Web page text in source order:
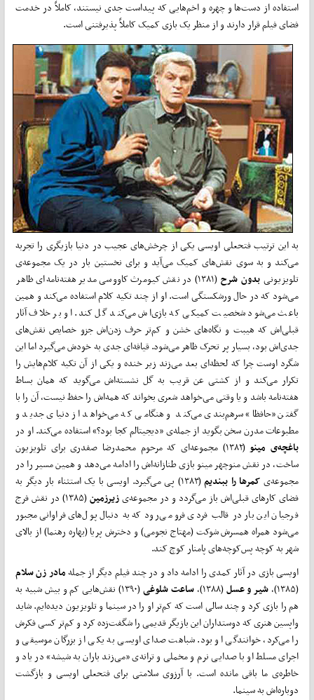
استفاده از دست‌ها و چهره و اخم‌هایی که پیداست جدی نیستند، کاملاً در خدمت
فضای فیلم قرار دارند و از منظر یک بازی کمیک کاملاً پذیرفتنی است.
به این ترتیب فتحعلی اویسی یکی از چرخش‌های عجیب در دنیا بازیگری را تجربه
می‌کند و به سوی نقش‌های کمیک می‌آید و برای نخستین بار در یک مجموعه‌ی
تلویزیونی بدون شرح
(۱۳۸۱) در نقش کیومرث کاووسی مدیر هفته‌نامه‌ای ظاهر
می‌شود که در حال ورشکستگی است. او از چند تکیه کلام استفاده می‌کند و همین
باعث می‌شود شخصیت کمیکی که بازی‌اش می‌کند گل کند. او بر خلاف آثار
قبلی‌اش که هیبت و نگاه‌های خشن و کم‌تر حرف زدن‌اش جزو خصایص نقش‌های
جدی‌اش بود، بسیار پر تحرک ظاهر می‌شود. قیافه‌ای جدی به خودش می‌گیرد اما این
شگرد اوست چرا که لحظه‌ای بعد می‌زند زیر خنده و یکی از آن تکیه کلام‌هایش را
تکرار می‌کند و از کشتی عن قریب به گل نشسته‌اش می‌گوید که همان بساط
هفته‌نامه باشد و یا وقتی می‌خواهد شعری بخواند که همه‌اش را حفظ نیست، آن را با
گفتن «حافظا» سر‌هم‌بندی می‌کند و هنگامی که می‌خواهد از دنیای جدید و
مطبوعات مدرن سخن بگوید از جمله‌ی «دیجیتالم کجا بود؟» استفاده می‌کند. او در
باغچه‌ی مینو
(۱۳۸۲) مجموعه‌ای که مرحوم محمد‌رضا صفدری برای تلویزیون
ساخت، ‌در نقش منوچهر مینو بازی طنازانه‌اش را ادامه می‌دهد و همین مسیر را در
مجموعه‌یکمر‌ها را ببندیم
(۱۳۸۳) پی می‌گیرد. اویسی با یک استثناء بار دیگر به
فضای کارهای قبلی‌اش باز می‌گردد و در مجموعه‌یزیرزمین
(۱۳۸۵) در نقش فرج
فرجیان این بار در قالب فردی فرو می‌رود که به دنبال پول‌های فراوانی مجبور
می‌شود همراه همسرش شوکت (مهتاج نجومی) و دخترش پریا (بهاره رهنما) از بالای
شهر به کوچه پس‌کوچه‌‌های پامنار کوچ کند.
اویسی بازی در آثار کمدی را ادامه داد و در چند فیلم دیگر از جملهمادر زن سلام
شیر و عسل(۱۳۸۸)، ساعت شلوغی
(۱۳۹۰) نقش‌هایی کم و بیش شبیه به
هم را بازی کرد و چند سالی است که کم‌تر او را در سینما و تلویزیون دیده‌ایم. شاید
واپسین هنری که دوستداران این بازیگر قدیمی را شگفت‌زده کرد و کم‌تر کسی فکرش
را می‌کرد، خوانندگی او بود. شباهت صدای اویسی به یکی از بزرگان موسیقی و
اجرای مسلط او با صدایی نرم و مخملی و ترانه‌ی «می‌زند باران به شیشه» در یاد و
خاطره‌ی ما باقی مانده است. با آرزوی سلامتی برای فتحعلی اویسی و بازگشت
دوباره‌اش به سینما.